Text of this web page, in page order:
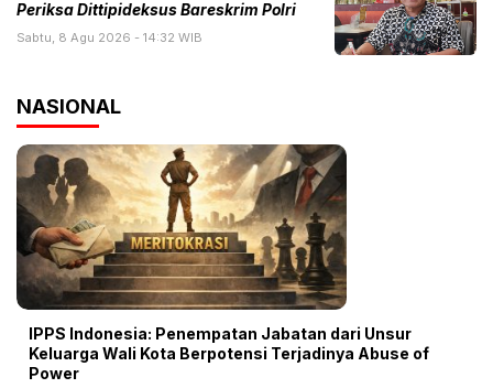
Periksa Dittipideksus Bareskrim Polri
Sabtu, 8 Agu 2026 - 14:32 WIB
NASIONAL
IPPS Indonesia: Penempatan Jabatan dari Unsur
Keluarga Wali Kota Berpotensi Terjadinya Abuse of
Power